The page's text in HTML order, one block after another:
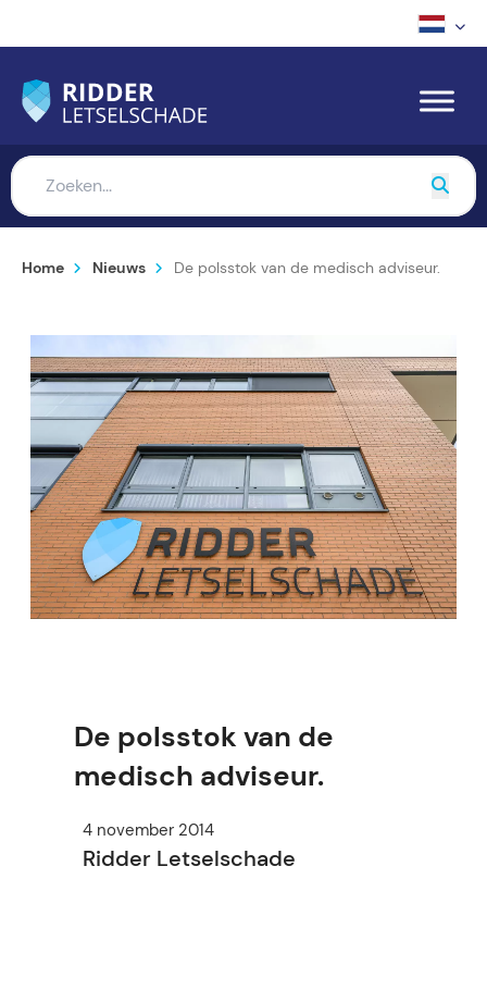
Home Nieuws De polsstok van de medisch adviseur.
De polsstok van de
medisch adviseur.
4 november 2014
Ridder Letselschade